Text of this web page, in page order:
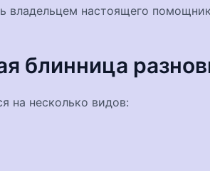
владельцем настоящего
блинница
на несколько видов: